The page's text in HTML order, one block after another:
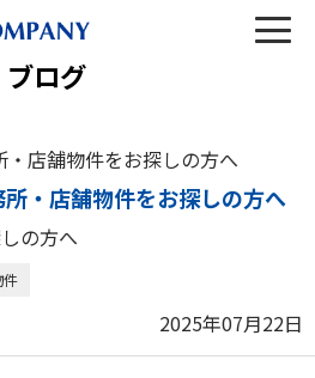
6984
のお問い合わせ
ブログ
所・店舗物件をお探しの方へ
の方へ
件
2025年07月22日